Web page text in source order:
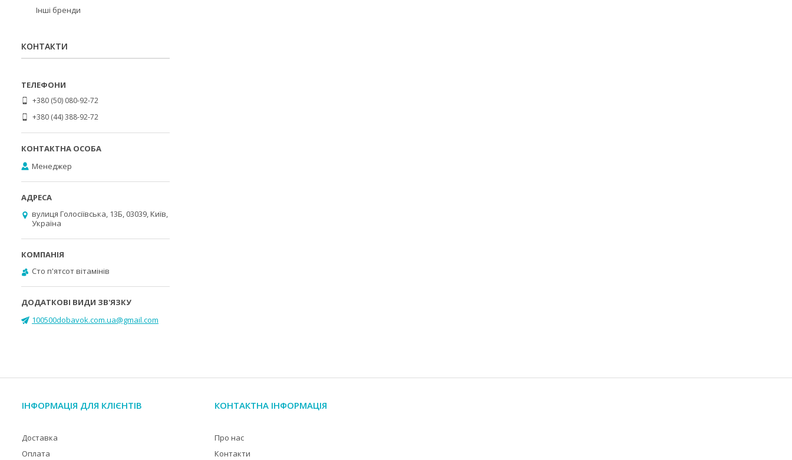
Інші бренди
КОНТАКТИ
+380 (50) 080-92-72
+380 (44) 388-92-72
Менеджер
вулиця Голосіївська, 13Б, 03039, Київ,
Україна
Cто п'ятсот вітамінів
100500dobavok.com.ua@gmail.com
ІНФОРМАЦІЯ ДЛЯ КЛІЄНТІВ
Доставка
Оплата
КОНТАКТНА ІНФОРМАЦІЯ
Про нас
Контакти